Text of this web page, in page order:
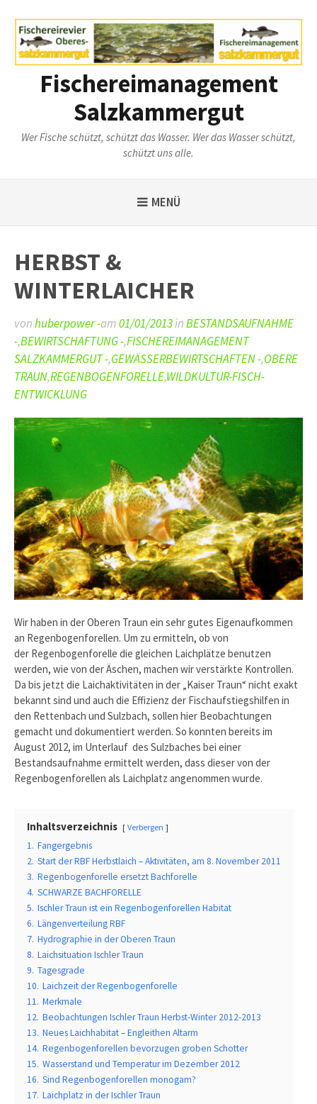
zum
Inhalt
Fischereimanagement
Salzkammergut
Wer Fische schützt, schützt das Wasser. Wer das Wasser schützt,
schützt uns alle.
MENÜ
HERBST &
WINTERLAICHER
vonhuberpower -am01/01/2013inBESTANDSAUFNAHME
-,BEWIRTSCHAFTUNG -,FISCHEREIMANAGEMENT
SALZKAMMERGUT -,GEWÄSSERBEWIRTSCHAFTEN -,OBERE
TRAUN,REGENBOGENFORELLE,WILDKULTUR-FISCH-
ENTWICKLUNG
Wir haben in der Oberen Traun ein sehr gutes Eigenaufkommen
an Regenbogenforellen. Um zu ermitteln, ob von
der Regenbogenforelle die gleichen Laichplätze benutzen
werden, wie von der Äschen, machen wir verstärkte Kontrollen.
Da bis jetzt die Laichaktivitäten in der „Kaiser Traun“ nicht exakt
bekannt sind und auch die Effizienz der Fischaufstiegshilfen in
den Rettenbach und Sulzbach, sollen hier Beobachtungen
gemacht und dokumentiert werden. So konnten bereits im
August 2012, im Unterlauf des Sulzbaches bei einer
Bestandsaufnahme ermittelt werden, dass dieser von der
Regenbogenforellen als Laichplatz angenommen wurde.
Inhaltsverzeichnis Verbergen
1. Fangergebnis
2. Start der RBF Herbstlaich – Aktivitäten, am 8. November 2011
3. Regenbogenforelle ersetzt Bachforelle
4. SCHWARZE BACHFORELLE
5. Ischler Traun ist ein Regenbogenforellen Habitat
6. Längenverteilung RBF
7. Hydrographie in der Oberen Traun
8. Laichsituation Ischler Traun
9. Tagesgrade
10. Laichzeit der Regenbogenforelle
11. Merkmale
12. Beobachtungen Ischler Traun Herbst-Winter 2012-2013
13. Neues Laichhabitat – Engleithen Altarm
14. Regenbogenforellen bevorzugen groben Schotter
15. Wasserstand und Temperatur im Dezember 2012
16. Sind Regenbogenforellen monogam?
17. Laichplatz in der Ischler Traun